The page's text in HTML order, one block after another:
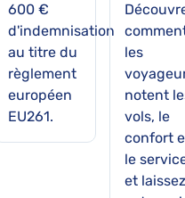
600 €
d'indemnisation
au titre du
règlement
européen
EU261.
les
notent
vols, le
confort
le
et laissez